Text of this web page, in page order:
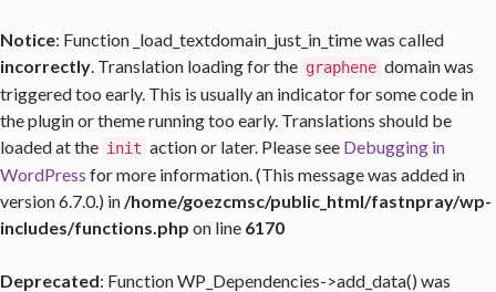
Notice: Function _load_textdomain_just_in_time was called
incorrectly. Translation loading for the graphene domain was
triggered too early. This is usually an indicator for some code in
the plugin or theme running too early. Translations should be
loaded at the init action or later. Please see Debugging in
WordPress for more information. (This message was added in
version 6.7.0.) in/home/goezcmsc/public_html/fastnpray/wp-
includes/functions.php on line 6170
Deprecated: Function WP_Dependencies->add_data() was